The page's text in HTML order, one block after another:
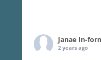
Janae In-
2 years ago